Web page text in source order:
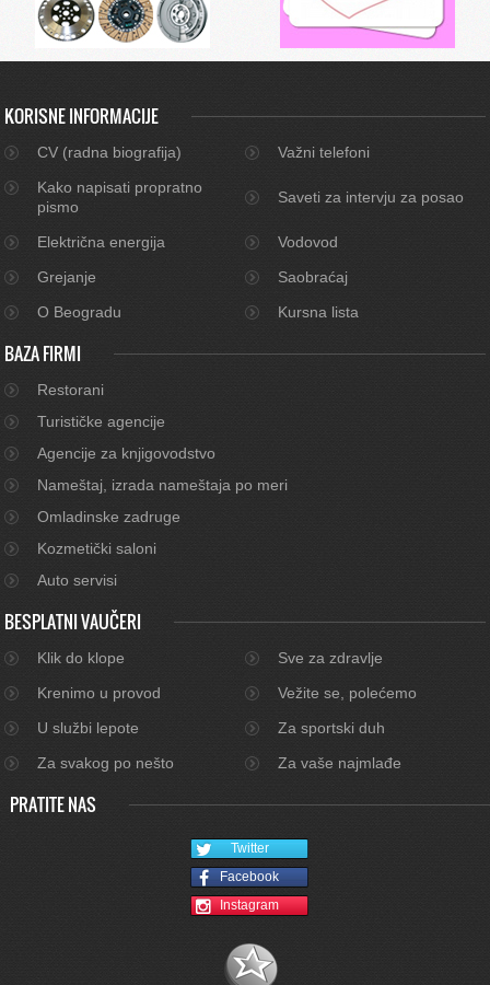
KORISNE INFORMACIJE
CV (radna biografija)
Važni telefoni
Kako napisati propratno
pismo
Saveti za intervju za posao
Električna energija
Vodovod
Grejanje
Saobraćaj
O Beogradu
Kursna lista
BAZA FIRMI
Restorani
Turističke agencije
Agencije za knjigovodstvo
Nameštaj, izrada nameštaja po meri
Omladinske zadruge
Kozmetički saloni
Auto servisi
BESPLATNI VAUČERI
Klik do klope
Sve za zdravlje
Krenimo u provod
Vežite se, polećemo
U službi lepote
Za sportski duh
Za svakog po nešto
Za vaše najmlađe
PRATITE NAS
Twitter
Facebook
Instagram